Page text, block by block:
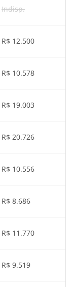
Indisp.
R$ 12.500
R$ 10.578
R$ 19.003
R$ 20.726
R$ 10.556
R$ 8.686
R$ 11.770
R$ 9.519